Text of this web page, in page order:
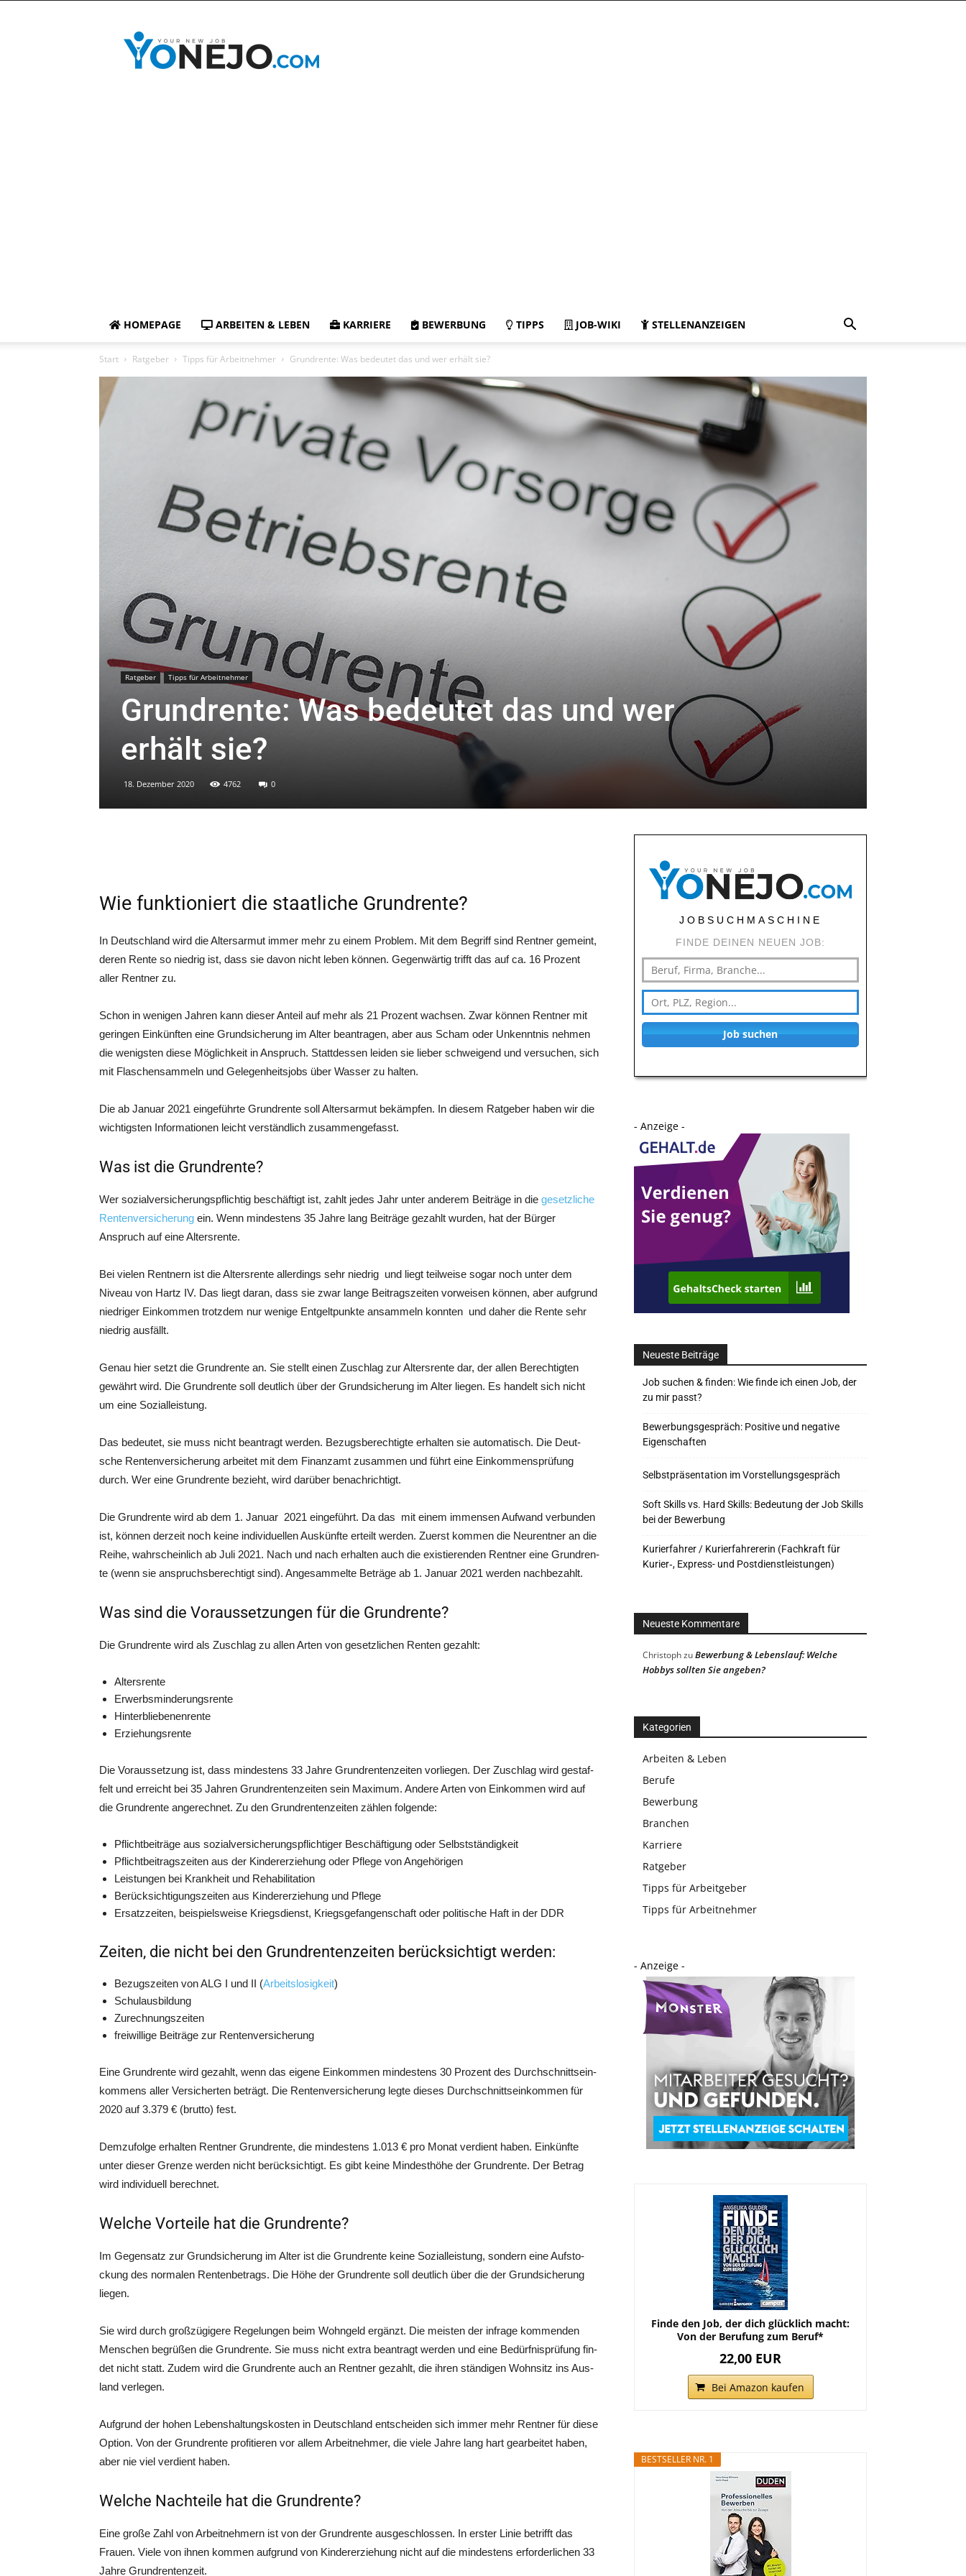
HOMEPAGE ARBEITEN & LEBEN KARRIERE BEWERBUNG TIPPS JOB-WIKI STELLENANZEIGEN
Start Ratgeber Tipps für Arbeitnehmer Grundrente: Was bedeutet das und wer erhält sie?
Ratgeber Tipps für Arbeitnehmer
Grundrente: Was bedeutet das und wer
erhält sie?
18. Dezember 2020 4762 0
Wie funktioniert die staatliche Grundrente?
In Deutsch­land wird die Alters­ar­mut immer mehr zu einem Pro­blem. Mit dem Begriff sind Rent­ner gemeint,
deren Ren­te so nied­rig ist, dass sie davon nicht leben kön­nen. Gegen­wär­tig trifft das auf ca. 16 Pro­zent
aller Rent­ner zu.
Schon in weni­gen Jah­ren kann die­ser Anteil auf mehr als 21 Pro­zent wach­sen. Zwar kön­nen Rent­ner mit
gerin­gen Ein­künf­ten eine Grund­si­che­rung im Alter bean­tra­gen, aber aus Scham oder Unkennt­nis neh­men
die wenigs­ten die­se Mög­lich­keit in Anspruch. Statt­des­sen lei­den sie lie­ber schwei­gend und ver­su­chen, sich
mit Fla­schen­sam­meln und Gele­gen­heits­jobs über Was­ser zu halten.
Die ab Janu­ar 2021 ein­ge­führ­te Grund­ren­te soll Alters­ar­mut bekämp­fen. In die­sem Rat­ge­ber haben wir die
wich­tigs­ten Infor­ma­tio­nen leicht ver­ständ­lich zusammengefasst.
Was ist die Grundrente?
Wer sozi­al­ver­si­che­rungs­pflich­tig beschäf­tigt ist, zahlt jedes Jahr unter ande­rem Bei­trä­ge in die gesetz­li­che
Ren­ten­ver­si­che­rung ein. Wenn min­des­tens 35 Jah­re lang Bei­trä­ge gezahlt wur­den, hat der Bür­ger
Anspruch auf eine Altersrente.
Bei vie­len Rent­nern ist die Alters­ren­te aller­dings sehr nied­rig und liegt teil­wei­se sogar noch unter dem
Niveau von Hartz IV. Das liegt dar­an, dass sie zwar lan­ge Bei­trags­zei­ten vor­wei­sen kön­nen, aber auf­grund
nied­ri­ger Ein­kom­men trotz­dem nur weni­ge Ent­gelt­punk­te ansam­meln konn­ten und daher die Ren­te sehr
nied­rig ausfällt.
Genau hier setzt die Grund­ren­te an. Sie stellt einen Zuschlag zur Alters­ren­te dar, der allen Berech­tig­ten
gewährt wird. Die Grund­ren­te soll deut­lich über der Grund­si­che­rung im Alter lie­gen. Es han­delt sich nicht
um eine Sozialleistung.
Das bedeu­tet, sie muss nicht bean­tragt wer­den. Bezugs­be­rech­tig­te erhal­ten sie auto­ma­tisch. Die Deut­
sche Ren­ten­ver­si­che­rung arbei­tet mit dem Finanz­amt zusam­men und führt eine Ein­kom­mens­prü­fung
durch. Wer eine Grund­ren­te bezieht, wird dar­über benachrichtigt.
Die Grund­ren­te wird ab dem 1. Janu­ar 2021 ein­ge­führt. Da das mit einem immensen Auf­wand ver­bun­den
ist, kön­nen der­zeit noch kei­ne indi­vi­du­el­len Aus­künf­te erteilt wer­den. Zuerst kom­men die Neur­ent­ner an die
Rei­he, wahr­schein­lich ab Juli 2021. Nach und nach erhal­ten auch die exis­tie­ren­den Rent­ner eine Grund­ren­
te (wenn sie anspruchs­be­rech­tigt sind). Ange­sam­mel­te Beträ­ge ab 1. Janu­ar 2021 wer­den nachbezahlt.
Was sind die Voraussetzungen für die Grundrente?
Die Grund­ren­te wird als Zuschlag zu allen Arten von gesetz­li­chen Ren­ten gezahlt:
Alters­ren­te
Erwerbs­min­de­rungs­ren­te
Hin­ter­blie­be­nen­ren­te
Erzie­hungs­ren­te
Die Vor­aus­set­zung ist, dass min­des­tens 33 Jah­re Grund­ren­ten­zei­ten vor­lie­gen. Der Zuschlag wird gestaf­
felt und erreicht bei 35 Jah­ren Grund­ren­ten­zei­ten sein Maxi­mum. Ande­re Arten von Ein­kom­men wird auf
die Grund­ren­te ange­rech­net. Zu den Grund­ren­ten­zei­ten zäh­len folgende:
Pflicht­bei­trä­ge aus sozi­al­ver­si­che­rungs­pflich­ti­ger Beschäf­ti­gung oder Selbstständigkeit
Pflicht­bei­trags­zei­ten aus der Kin­der­er­zie­hung oder Pfle­ge von Angehörigen
Leis­tun­gen bei Krank­heit und Rehabilitation
Berück­sich­ti­gungs­zei­ten aus Kin­der­er­zie­hung und Pflege
Ersatz­zei­ten, bei­spiels­wei­se Kriegs­dienst, Kriegs­ge­fan­gen­schaft oder poli­ti­sche Haft in der DDR
Zeiten, die nicht bei den Grundrentenzeiten berücksichtigt werden:
Bezugs­zei­ten von ALG I und II (Arbeits­lo­sig­keit)
Schul­aus­bil­dung
Zurech­nungs­zei­ten
frei­wil­li­ge Bei­trä­ge zur Rentenversicherung
Eine Grund­ren­te wird gezahlt, wenn das eige­ne Ein­kom­men min­des­tens 30 Pro­zent des Durch­schnitts­ein­
kom­mens aller Ver­si­cher­ten beträgt. Die Ren­ten­ver­si­che­rung leg­te die­ses Durch­schnitts­ein­kom­men für
2020 auf 3.379 € (brut­to) fest.
Dem­zu­fol­ge erhal­ten Rent­ner Grund­ren­te, die min­des­tens 1.013 € pro Monat ver­dient haben. Ein­künf­te
unter die­ser Gren­ze wer­den nicht berück­sich­tigt. Es gibt kei­ne Min­dest­hö­he der Grund­ren­te. Der Betrag
wird indi­vi­du­ell berechnet.
Welche Vorteile hat die Grundrente?
Im Gegen­satz zur Grund­si­che­rung im Alter ist die Grund­ren­te kei­ne Sozi­al­leis­tung, son­dern eine Auf­sto­
ckung des nor­ma­len Ren­ten­be­trags. Die Höhe der Grund­ren­te soll deut­lich über die der Grund­si­che­rung
liegen.
Sie wird durch groß­zü­gi­ge­re Rege­lun­gen beim Wohn­geld ergänzt. Die meis­ten der infra­ge kom­men­den
Men­schen begrü­ßen die Grund­ren­te. Sie muss nicht extra bean­tragt wer­den und eine Bedürf­nis­prü­fung fin­
det nicht statt. Zudem wird die Grund­ren­te auch an Rent­ner gezahlt, die ihren stän­di­gen Wohn­sitz ins Aus­
land verlegen.
Auf­grund der hohen Lebens­hal­tungs­kos­ten in Deutsch­land ent­schei­den sich immer mehr Rent­ner für die­se
Opti­on. Von der Grund­ren­te pro­fi­tie­ren vor allem Arbeit­neh­mer, die vie­le Jah­re lang hart gear­bei­tet haben,
aber nie viel ver­dient haben.
Welche Nachteile hat die Grundrente?
Eine gro­ße Zahl von Arbeit­neh­mern ist von der Grund­ren­te aus­ge­schlos­sen. In ers­ter Linie betrifft das
Frau­en. Vie­le von ihnen kom­men auf­grund von Kin­der­er­zie­hung nicht auf die min­des­tens erfor­der­li­chen 33
Jah­re Grundrentenzeit.
JOBSUCHMASCHINE
FINDE DEINEN NEUEN JOB:
Job suchen
- Anzeige -
Neueste Beiträge
Job suchen & finden: Wie finde ich einen Job, der
zu mir passt?
Bewerbungsgespräch: Positive und negative
Eigenschaften
Selbstpräsentation im Vorstellungsgespräch
Soft Skills vs. Hard Skills: Bedeutung der Job Skills
bei der Bewerbung
Kurierfahrer / Kurierfahrererin (Fachkraft für
Kurier‑, Express- und Postdienstleistungen)
Neueste Kommentare
ChristophzuBewerbung & Lebenslauf: Welche
Hobbys sollten Sie angeben?
Kategorien
Arbeiten & Leben
Berufe
Bewerbung
Branchen
Karriere
Ratgeber
Tipps für Arbeitgeber
Tipps für Arbeitnehmer
- Anzeige -
Finde den Job, der dich glücklich macht:
Von der Berufung zum Beruf*
22,00 EUR
Bei Amazon kaufen
BESTSELLER NR. 1